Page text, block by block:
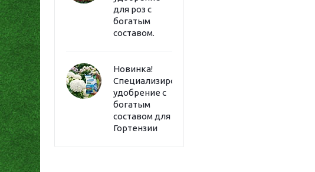
для роз с
богатым
составом.
Новинка!
Специализированное
удобрение с
богатым
составом для
Гортензии